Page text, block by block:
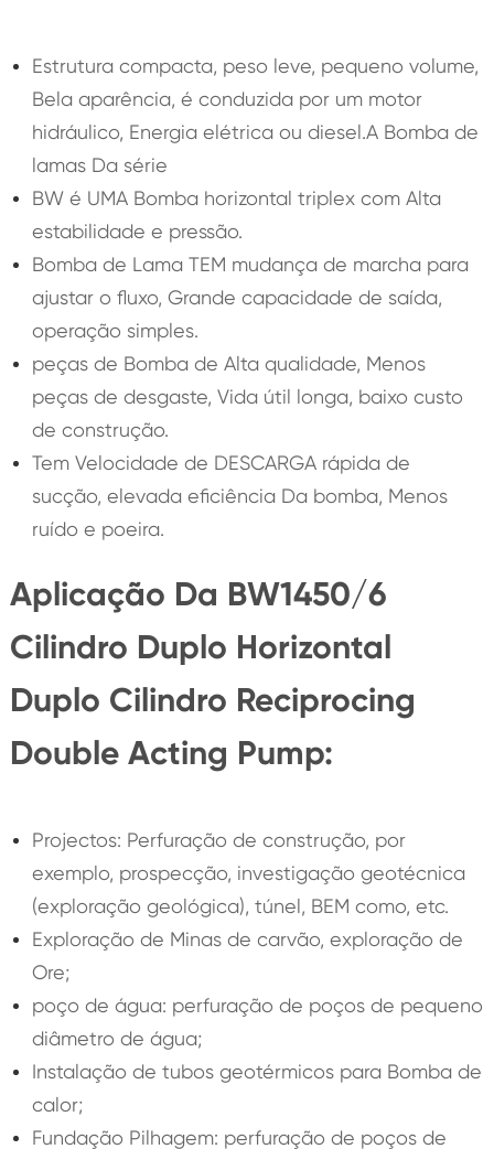
Estrutura compacta, peso leve, pequeno volume,
Bela aparência, é conduzida por um motor
hidráulico, Energia elétrica ou diesel.A Bomba de
lamas Da série
BW é UMA Bomba horizontal triplex com Alta
estabilidade e pressão.
Bomba de Lama TEM mudança de marcha para
ajustar o fluxo, Grande capacidade de saída,
operação simples.
peças de Bomba de Alta qualidade, Menos
peças de desgaste, Vida útil longa, baixo custo
de construção.
Tem Velocidade de DESCARGA rápida de
sucção, elevada eficiência Da bomba, Menos
ruído e poeira.
Aplicação Da BW1450/6
Cilindro Duplo Horizontal
Duplo Cilindro Reciprocing
Double Acting Pump:
Projectos: Perfuração de construção, por
exemplo, prospecção, investigação geotécnica
(exploração geológica), túnel, BEM como, etc.
Exploração de Minas de carvão, exploração de
Ore;
poço de água: perfuração de poços de pequeno
diâmetro de água;
Instalação de tubos geotérmicos para Bomba de
calor;
Fundação Pilhagem: perfuração de poços de